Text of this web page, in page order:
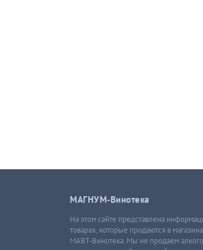
МАГНУМ-Винотека
На этом сайте представлена
товарах, которые продаются в
МАВТ-Винотека. Мы не продаем